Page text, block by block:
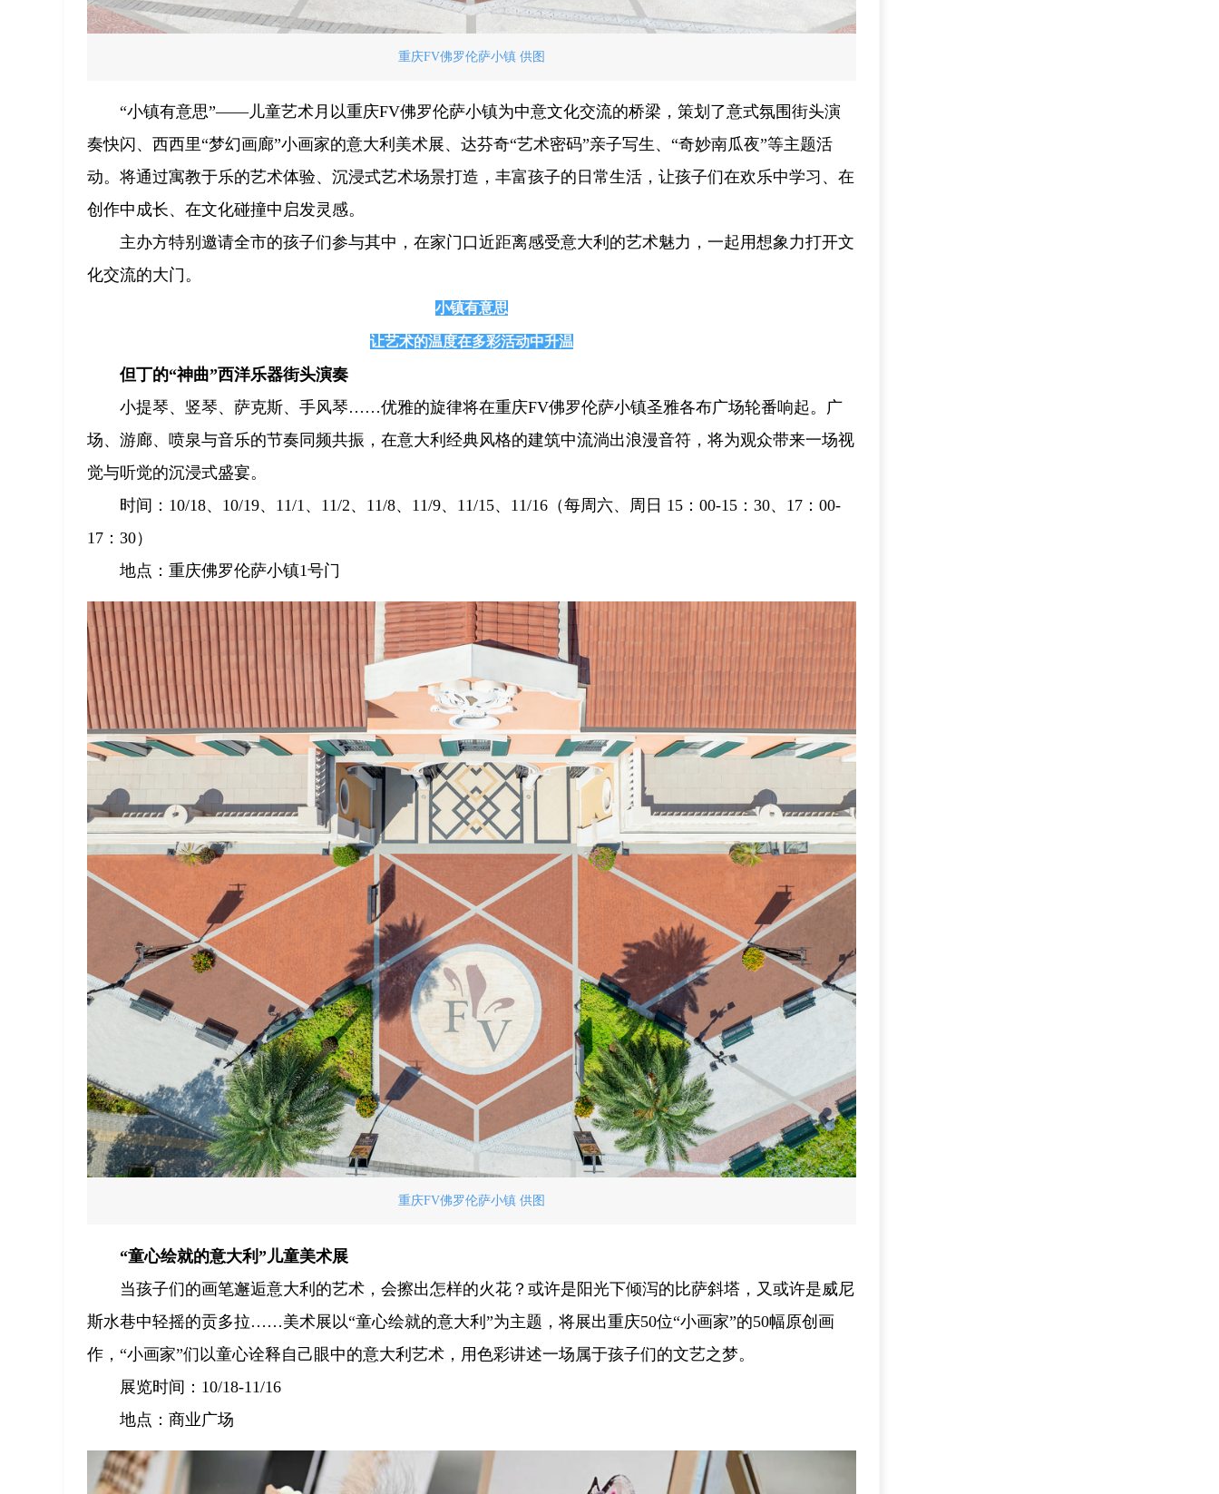
重庆FV佛罗伦萨小镇 供图
“小镇有意思”——儿童艺术月以重庆FV佛罗伦萨小镇为中意文化交流的桥梁，策划了意式氛围街头演
奏快闪、西西里“梦幻画廊”小画家的意大利美术展、达芬奇“艺术密码”亲子写生、“奇妙南瓜夜”等主题活
动。将通过寓教于乐的艺术体验、沉浸式艺术场景打造，丰富孩子的日常生活，让孩子们在欢乐中学习、在
创作中成长、在文化碰撞中启发灵感。
主办方特别邀请全市的孩子们参与其中，在家门口近距离感受意大利的艺术魅力，一起用想象力打开文
化交流的大门。
小镇有意思
让艺术的温度在多彩活动中升温
但丁的“神曲”西洋乐器街头演奏
小提琴、竖琴、萨克斯、手风琴……优雅的旋律将在重庆FV佛罗伦萨小镇圣雅各布广场轮番响起。广
场、游廊、喷泉与音乐的节奏同频共振，在意大利经典风格的建筑中流淌出浪漫音符，将为观众带来一场视
觉与听觉的沉浸式盛宴。
时间：10/18、10/19、11/1、11/2、11/8、11/9、11/15、11/16（每周六、周日 15：00-15：30、17：00-
17：30）
地点：重庆佛罗伦萨小镇1号门
重庆FV佛罗伦萨小镇 供图
“童心绘就的意大利”儿童美术展
当孩子们的画笔邂逅意大利的艺术，会擦出怎样的火花？或许是阳光下倾泻的比萨斜塔，又或许是威尼
斯水巷中轻摇的贡多拉……美术展以“童心绘就的意大利”为主题，将展出重庆50位“小画家”的50幅原创画
作，“小画家”们以童心诠释自己眼中的意大利艺术，用色彩讲述一场属于孩子们的文艺之梦。
展览时间：10/18-11/16
地点：商业广场